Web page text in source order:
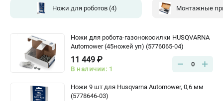
Ножи для роботов (4) Монтажные
Ножи для робота-газонокосилки HUSQVARNA
Automower (45ножей уп) (5776065-04)
11 449 ₽
В наличии: 1
0
Ножи 9 шт для Husqvarna Automower, 0,6 мм
(5778646-03)